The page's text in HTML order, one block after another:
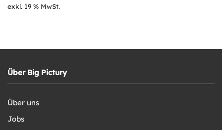
exkl. 19 % MwSt.
Über Big Pictury
Über uns
Jobs